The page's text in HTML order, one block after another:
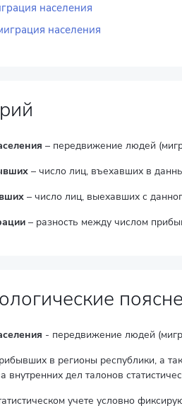
населения
населения
– передвижение людей
– число лиц, въехавших в
– число лиц, выехавших с
– разность между числом
- передвижение людей
в регионы республики, а
внутренних дел талонов
учете условно